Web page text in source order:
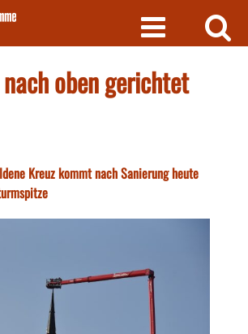
oben gerichtet
Kreuz kommt nach Sanierung heute